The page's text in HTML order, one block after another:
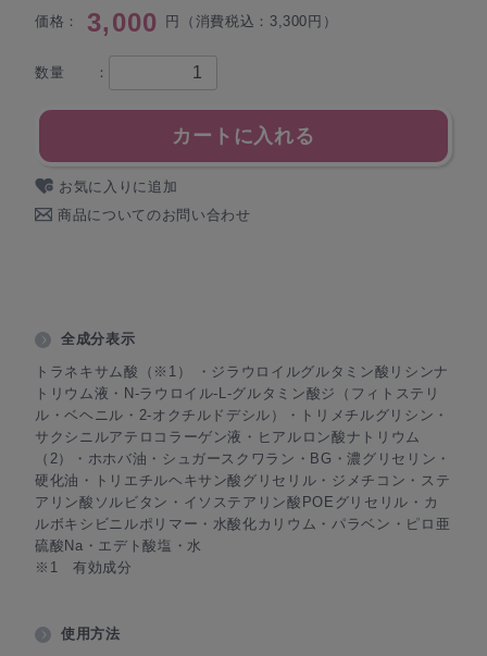
価格： 3,000 円（消費税込：3,300円）
数量 ：
カートに入れる
お気に入りに追加
商品についてのお問い合わせ
全成分表示
トラネキサム酸（※1） ・ジラウロイルグルタミン酸リシンナ
トリウム液・N-ラウロイル-L-グルタミン酸ジ（フィトステリ
ル・ベヘニル・2-オクチルドデシル）・トリメチルグリシン・
サクシニルアテロコラーゲン液・ヒアルロン酸ナトリウム
（2）・ホホバ油・シュガースクワラン・BG・濃グリセリン・
硬化油・トリエチルヘキサン酸グリセリル・ジメチコン・ステ
アリン酸ソルビタン・イソステアリン酸POEグリセリル・カ
ルボキシビニルポリマー・水酸化カリウム・パラベン・ピロ亜
硫酸Na・エデト酸塩・水
※1 有効成分
使用方法